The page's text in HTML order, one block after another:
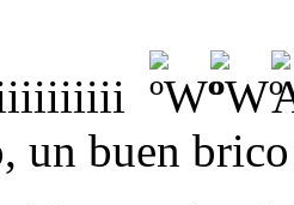
un buen